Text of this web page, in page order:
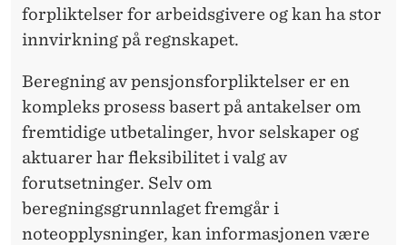
forpliktelser for arbeidsgivere og kan ha stor
innvirkning på regnskapet.
Beregning av pensjonsforpliktelser er en
kompleks prosess basert på antakelser om
fremtidige utbetalinger, hvor selskaper og
aktuarer har fleksibilitet i valg av
forutsetninger. Selv om
beregningsgrunnlaget fremgår i
noteopplysninger, kan informasjonen være